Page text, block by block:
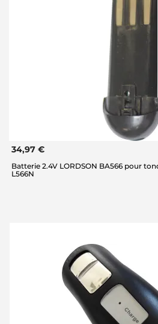
34,97 €
Batterie 2.4V LORDSON BA566 pour
L566N